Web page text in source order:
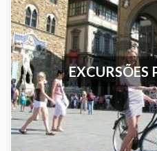
EXCURSÕES